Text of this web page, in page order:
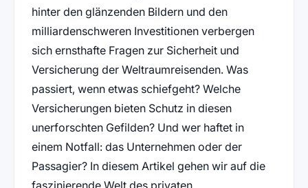
hinter den glänzenden Bildern und den
milliardenschweren Investitionen verbergen
sich ernsthafte Fragen zur Sicherheit und
Versicherung der Weltraumreisenden. Was
passiert, wenn etwas schiefgeht? Welche
Versicherungen bieten Schutz in diesen
unerforschten Gefilden? Und wer haftet in
einem Notfall: das Unternehmen oder der
Passagier? In diesem Artikel gehen wir auf die
faszinierende Welt des privaten